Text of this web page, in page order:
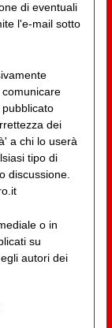
di eventuali
l'e-mail sotto
dei
a chi lo userà
tipo di
discussione.
o in
su
autori dei